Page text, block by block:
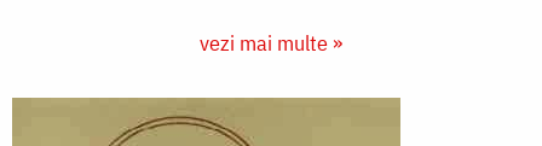
vezi mai multe »